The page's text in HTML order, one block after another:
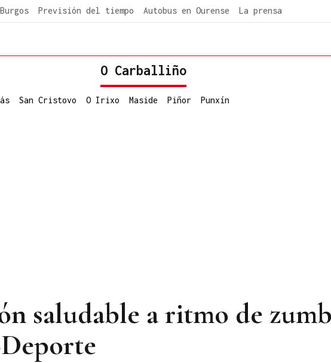
Previsión del tiempo Autobus en Ourense La prensa
O Carballiño
San Cristovo O Irixo Maside Piñor Punxín
saludable a ritmo de